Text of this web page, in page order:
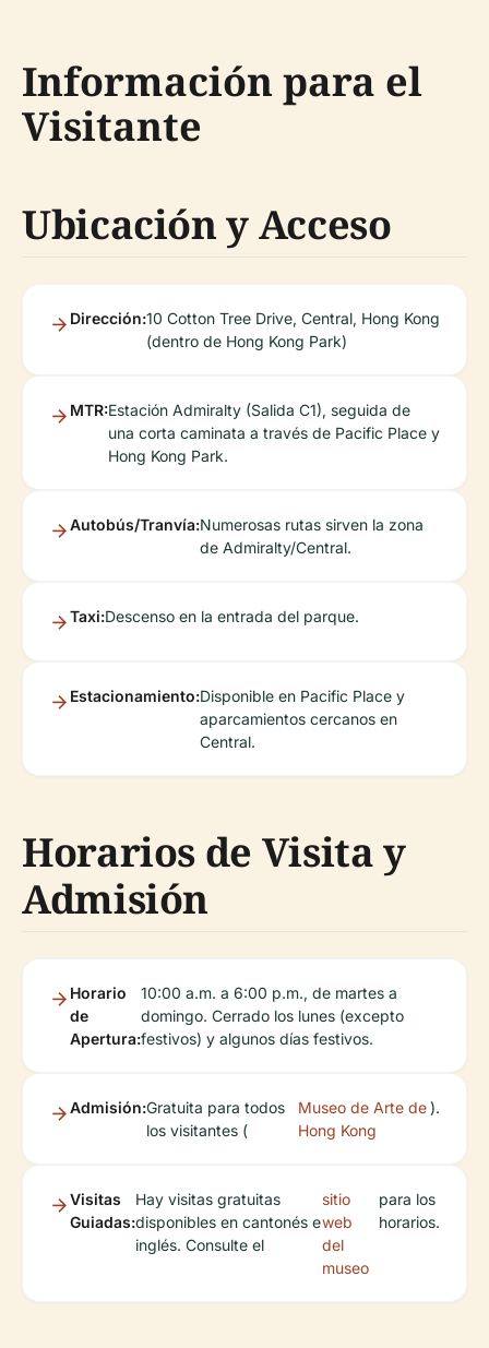
Información para el
Visitante
Ubicación y Acceso
Dirección:10 Cotton Tree Drive, Central, Hong Kong
(dentro de Hong Kong Park)
MTR:Estación Admiralty (Salida C1), seguida de
una corta caminata a través de Pacific Place y
Hong Kong Park.
Autobús/Tranvía:Numerosas rutas sirven la zona
de Admiralty/Central.
Taxi:Descenso en la entrada del parque.
Estacionamiento:Disponible en Pacific Place y
aparcamientos cercanos en
Central.
Horarios de Visita y
Admisión
Horario
de
Apertura:
10:00 a.m. a 6:00 p.m., de martes a
domingo. Cerrado los lunes (excepto
festivos) y algunos días festivos.
Admisión:Gratuita para todos
los visitantes (
Museo de Arte de
Hong Kong
).
Visitas
Guiadas:
Hay visitas gratuitas
disponibles en cantonés e
inglés. Consulte el
sitio
web
del
museo
para los
horarios.